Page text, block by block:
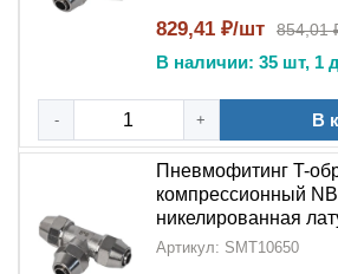
5 причин выбрать SM-T:
латунь премиум-класса
Экономия времени:
механизмускоряет монтаж в
Герметичность
: Защита от
вибрациях
829,41 ₽/шт 854,01
В наличии: 35 шт, 1
- + В
Пневмофитинг T-
компрессионный
никелированная
Артикул: SMT10650